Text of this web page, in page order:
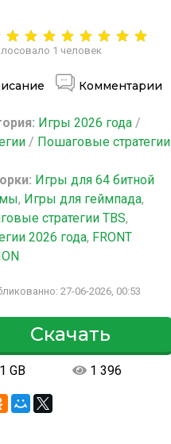
1 человек
Комментарии
Игры 2026 года /
/ Пошаговые стратегии
Игры для 64 битной
, Игры для геймпада,
стратегии TBS,
2026 года, FRONT
27-06-2026, 00:53
Скачать
GB 1 396